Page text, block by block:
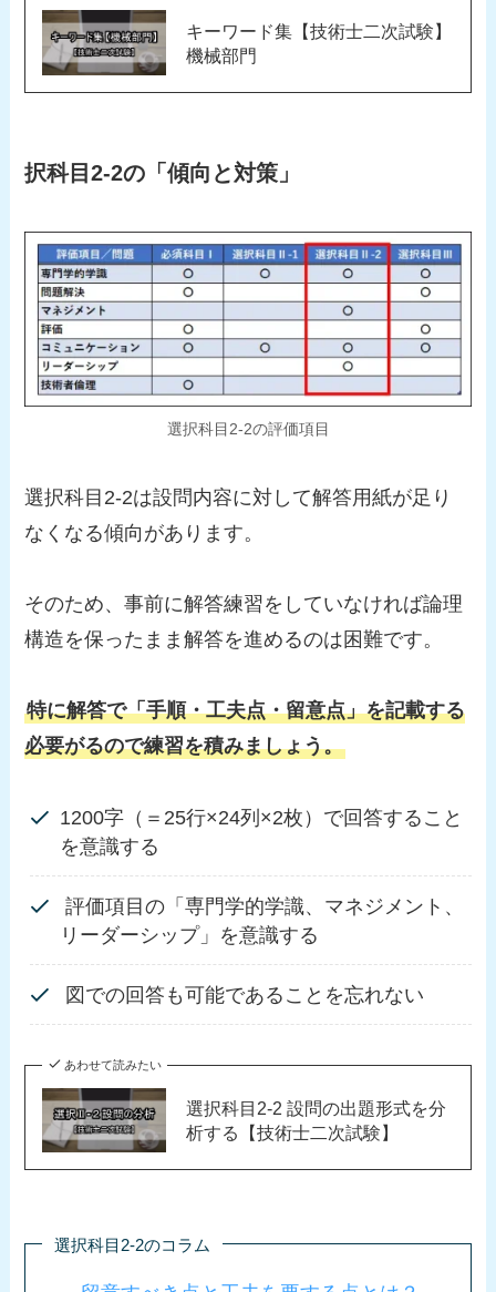
キーワード集【技術士二次試験】
機械部門
択科目2-2の「傾向と対策」
選択科目2-2の評価項目
選択科目2-2は設問内容に対して解答用紙が足り
なくなる傾向があります。
そのため、事前に解答練習をしていなければ論理
構造を保ったまま解答を進めるのは困難です。
特に解答で「手順・工夫点・留意点」を記載する
必要がるので練習を積みましょう。
1200字（＝25行×24列×2枚）で回答すること
を意識する
評価項目の「専門学的学識、マネジメント、
リーダーシップ」を意識する
図での回答も可能であることを忘れない
あわせて読みたい
選択科目2-2 設問の出題形式を分
析する【技術士二次試験】
選択科目2-2のコラム